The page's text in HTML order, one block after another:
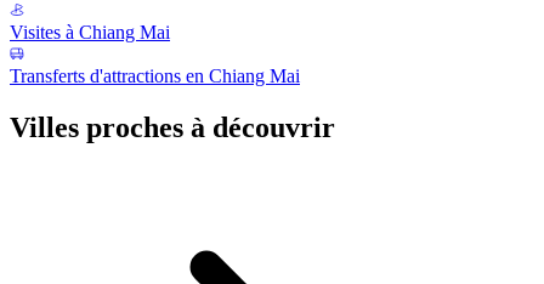
Visites à Chiang Mai
Transferts d'attractions en Chiang Mai
Villes proches à découvrir